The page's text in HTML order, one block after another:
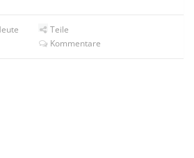
Teile
Kommentare